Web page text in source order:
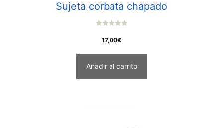
Sujeta corbata chapado
o
5
17,00€
Añadir al carrito